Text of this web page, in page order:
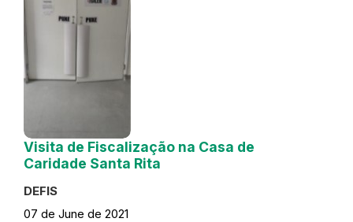
Visita de Fiscalização na Casa de
Caridade Santa Rita
DEFIS
07 de June de 2021